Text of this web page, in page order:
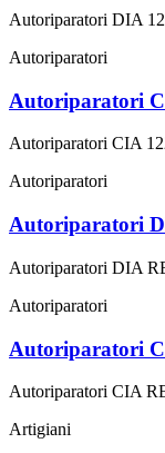
Autoriparatori DIA
Autoriparatori
Autoriparatori
Autoriparatori CIA
Autoriparatori
Autoriparatori
Autoriparatori DIA
Autoriparatori
Autoriparatori
Autoriparatori CIA
Artigiani